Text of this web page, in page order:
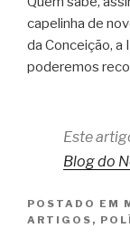
capelinha de
da Conceição, a
poderemos
Este
Blog do
POSTADO EM
ARTIGOS ,